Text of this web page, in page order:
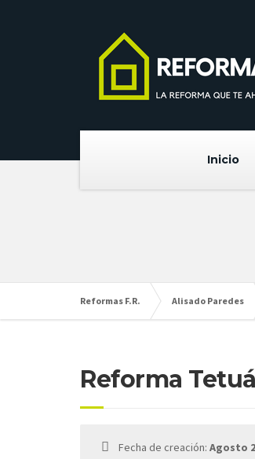
Inicio
Reformas F.R. Alisado Paredes
Reforma
Fecha de creación: Agosto